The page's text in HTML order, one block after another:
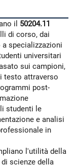
il 50204.11
di corso, dai
specializzazioni
universitari
sui campioni,
testo attraverso
post-
studenti le
e analisi
in
l'utilità della
scienze della